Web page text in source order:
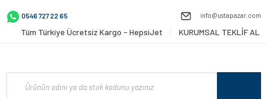
0546 727 22 65 info@ustapazar.com
Tüm Türkiye Ücretsiz Kargo - HepsiJet KURUMSAL TEKLİF AL